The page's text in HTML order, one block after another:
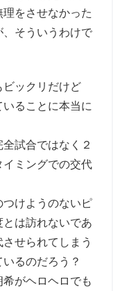
をさせなかった
そういうわけで
ビックリだけど
ることに本当に
試合ではなく２
ミングでの交代
つけようのないピ
は訪れないであ
せられてしまう
るのだろう？
がヘロヘロでも